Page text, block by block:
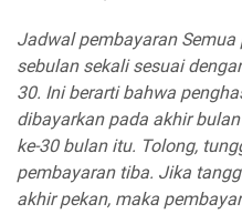
Jadwal pembayaran
sebulan sekali sesuai
30. Ini berarti bahwa
dibayarkan pada akhir
ke-30 bulan itu. Tolong,
pembayaran tiba. Jika
akhir pekan, maka